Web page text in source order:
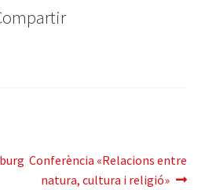
Pròxima
entrada:
Conferència «Relacions entre
natura, cultura i religió»